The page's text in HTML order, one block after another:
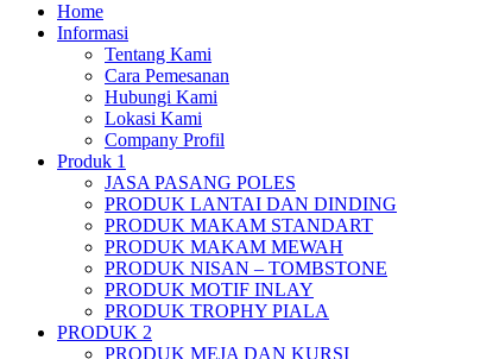
Home
Informasi
Tentang Kami
Cara Pemesanan
Hubungi Kami
Lokasi Kami
Company Profil
Produk 1
JASA PASANG POLES
PRODUK LANTAI DAN DINDING
PRODUK MAKAM STANDART
PRODUK MAKAM MEWAH
PRODUK NISAN – TOMBSTONE
PRODUK MOTIF INLAY
PRODUK TROPHY PIALA
PRODUK 2
PRODUK MEJA DAN KURSI